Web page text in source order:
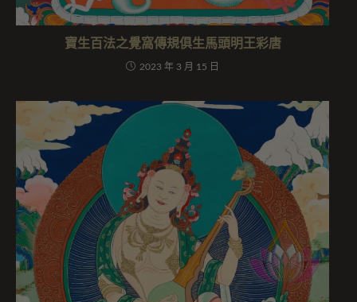
寶生百法之覺窩傳規俱生馬頭明王彩唐
2023 年 3 月 15 日